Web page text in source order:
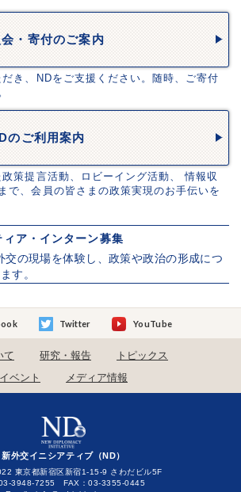
会・寄付のご案内
き、NDをご支援ください。随時、ご寄付
のご利用案内
策提言活動、ロビーイング活動、 情報収
で、会員の皆さまの政策実現のお手伝いを
ィア・インターン募集
交の現場を体験し、政策や政治の形成につ
す。
Twitter YouTube
て 研究・報告
トピックス
イベント
メディア情報
新外交イニシアティブ（ND）
東京都新宿区新宿1-15-9 さわだビル5F
03-3948-7255 FAX：03-3355-0445